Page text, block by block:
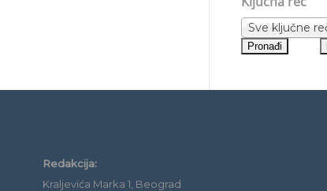
Sve ključne
Redakcija:
Kraljevića Marka 1, Beograd